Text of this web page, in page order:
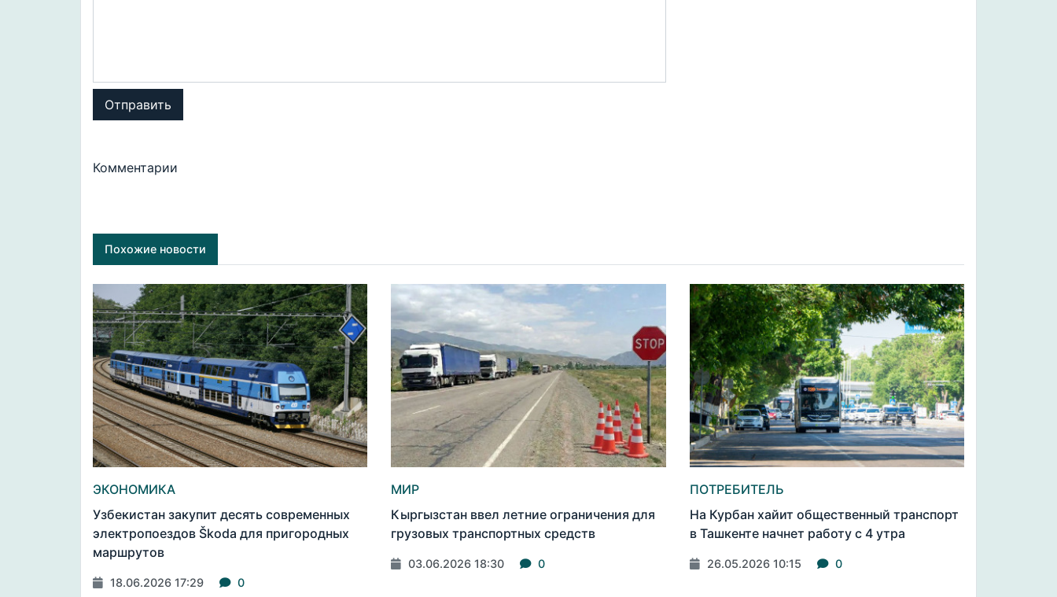
Отправить
Комментарии
Похожие новости
ЭКОНОМИКА
Узбекистан закупит десять современных
электропоездов Škoda для пригородных
маршрутов
18.06.2026 17:29 0
МИР
Кыргызстан ввел летние ограничения для
грузовых транспортных средств
03.06.2026 18:30 0
ПОТРЕБИТЕЛЬ
На Курбан хайит общественный транспорт
в Ташкенте начнет работу с 4 утра
26.05.2026 10:15 0